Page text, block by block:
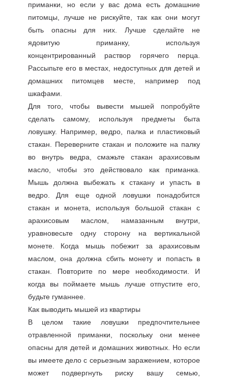
приманки, но если у вас дома есть домашние
питомцы, лучше не рискуйте, так как они могут
быть опасны для них. Лучше сделайте не
ядовитую приманку, используя
концентрированный раствор горячего перца.
Рассыпьте его в местах, недоступных для детей и
домашних питомцев месте, например под
шкафами.
Для того, чтобы вывести мышей попробуйте
сделать самому, используя предметы быта
ловушку. Например, ведро, палка и пластиковый
стакан. Переверните стакан и положите на палку
во внутрь ведра, смажьте стакан арахисовым
масло, чтобы это действовало как приманка.
Мышь должна выбежать к стакану и упасть в
ведро. Для еще одной ловушки понадобится
стакан и монета, используя большой стакан с
арахисовым маслом, намазанным внутри,
уравновесьте одну сторону на вертикальной
монете. Когда мышь побежит за арахисовым
маслом, она должна сбить монету и попасть в
стакан. Повторите по мере необходимости. И
когда вы поймаете мышь лучше отпустите его,
будьте гуманнее.
Как выводить мышей из квартиры
В целом такие ловушки предпочтительнее
отравленной приманки, поскольку они менее
опасны для детей и домашних животных. Но если
вы имеете дело с серьезным заражением, которое
может подвергнуть риску вашу семью,